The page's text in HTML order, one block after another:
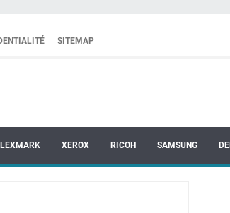
SITEMAP
LEXMARK XEROX RICOH SAMSUNG